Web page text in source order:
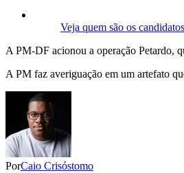
Veja quem são os
A PM-DF acionou a operação Petardo,
A PM faz averiguação em um artefato
PorCaio Crisóstomo